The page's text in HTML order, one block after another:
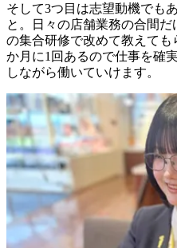
そして3つ目は志望動機でも
と。日々の店舗業務の合間
の集合研修で改めて教えて
か月に1回あるので仕事を確
しながら働いていけます。